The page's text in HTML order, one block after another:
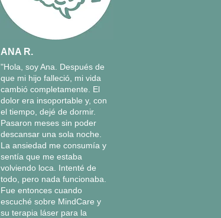
ANA R.
"Hola, soy Ana. Después de
que mi hijo falleció, mi vida
cambió completamente. El
dolor era insoportable y, con
el tiempo, dejé de dormir.
Pasaron meses sin poder
descansar una sola noche.
La ansiedad me consumía y
sentía que me estaba
volviendo loca. Intenté de
todo, pero nada funcionaba.
Fue entonces cuando
escuché sobre MindCare y
su terapia láser para la